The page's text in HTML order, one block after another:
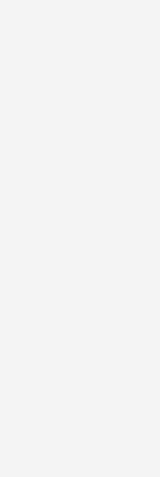
des
grüne
Chance. Strom
Industrie in
beziehen
vorhaben,